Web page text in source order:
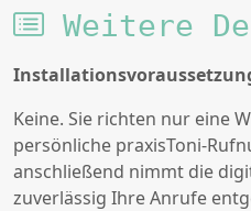
Weitere
Keine. Sie richten nur eine
persönliche praxisToni-
anschließend nimmt die
zuverlässig Ihre Anrufe